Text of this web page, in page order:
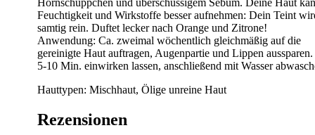
Feuchtigkeit und Wirkstoffe besser aufnehmen: Dein Teint
samtig rein. Duftet lecker nach Orange und Zitrone!
Anwendung: Ca. zweimal wöchentlich gleichmäßig auf die
gereinigte Haut auftragen, Augenpartie und Lippen
5-10 Min. einwirken lassen, anschließend mit Wasser
Hauttypen: Mischhaut, Ölige unreine Haut
Rezensionen